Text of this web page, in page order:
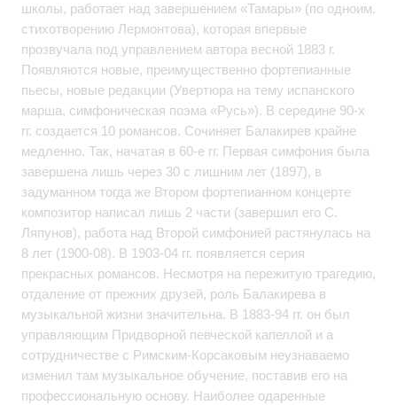
школы, работает над завершением «Тамары» (по одноим.
стихотворению Лермонтова), которая впервые
прозвучала под управлением автора весной 1883 г.
Появляются новые, преимущественно фортепианные
пьесы, новые редакции (Увертюра на тему испанского
марша, симфоническая поэма «Русь»). В середине 90-х
гг. создается 10 романсов. Сочиняет Балакирев крайне
медленно. Так, начатая в 60-е гг. Первая симфония была
завершена лишь через 30 с лишним лет (1897), в
задуманном тогда же Втором фортепианном концерте
композитор написал лишь 2 части (завершил его С.
Ляпунов), работа над Второй симфонией растянулась на
8 лет (1900-08). В 1903-04 гг. появляется серия
прекрасных романсов. Несмотря на пережитую трагедию,
отдаление от прежних друзей, роль Балакирева в
музыкальной жизни значительна. В 1883-94 гг. он был
управляющим Придворной певческой капеллой и а
сотрудничестве с Римским-Корсаковым неузнаваемо
изменил там музыкальное обучение, поставив его на
профессиональную основу. Наиболее одаренные